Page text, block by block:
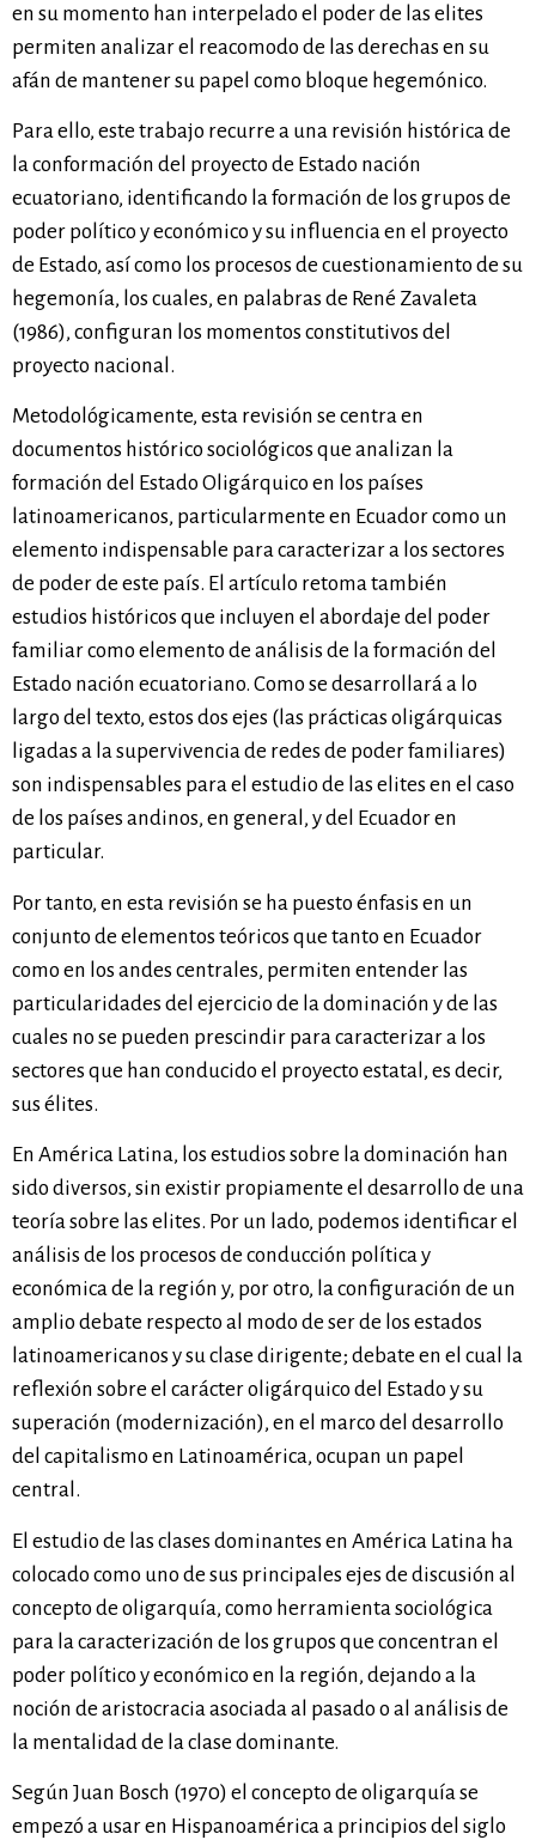
en su momento han interpelado el poder de las elites
permiten analizar el reacomodo de las derechas en su
afán de mantener su papel como bloque hegemónico.
Para ello, este trabajo recurre a una revisión histórica de
la conformación del proyecto de Estado nación
ecuatoriano, identificando la formación de los grupos de
poder político y económico y su influencia en el proyecto
de Estado, así como los procesos de cuestionamiento de su
hegemonía, los cuales, en palabras de René Zavaleta
(1986), configuran los momentos constitutivos del
proyecto nacional.
Metodológicamente, esta revisión se centra en
documentos histórico sociológicos que analizan la
formación del Estado Oligárquico en los países
latinoamericanos, particularmente en Ecuador como un
elemento indispensable para caracterizar a los sectores
de poder de este país. El artículo retoma también
estudios históricos que incluyen el abordaje del poder
familiar como elemento de análisis de la formación del
Estado nación ecuatoriano. Como se desarrollará a lo
largo del texto, estos dos ejes (las prácticas oligárquicas
ligadas a la supervivencia de redes de poder familiares)
son indispensables para el estudio de las elites en el caso
de los países andinos, en general, y del Ecuador en
particular.
Por tanto, en esta revisión se ha puesto énfasis en un
conjunto de elementos teóricos que tanto en Ecuador
como en los andes centrales, permiten entender las
particularidades del ejercicio de la dominación y de las
cuales no se pueden prescindir para caracterizar a los
sectores que han conducido el proyecto estatal, es decir,
sus élites.
En América Latina, los estudios sobre la dominación han
sido diversos, sin existir propiamente el desarrollo de una
teoría sobre las elites. Por un lado, podemos identificar el
análisis de los procesos de conducción política y
económica de la región y, por otro, la configuración de un
amplio debate respecto al modo de ser de los estados
latinoamericanos y su clase dirigente; debate en el cual la
reflexión sobre el carácter oligárquico del Estado y su
superación (modernización), en el marco del desarrollo
del capitalismo en Latinoamérica, ocupan un papel
central.
El estudio de las clases dominantes en América Latina ha
colocado como uno de sus principales ejes de discusión al
concepto de oligarquía, como herramienta sociológica
para la caracterización de los grupos que concentran el
poder político y económico en la región, dejando a la
noción de aristocracia asociada al pasado o al análisis de
la mentalidad de la clase dominante.
Según Juan Bosch (1970) el concepto de oligarquía se
empezó a usar en Hispanoamérica a principios del siglo